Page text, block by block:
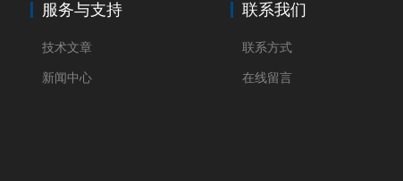
服务与支持
技术文章
新闻中心
联系我们
联系方式
在线留言